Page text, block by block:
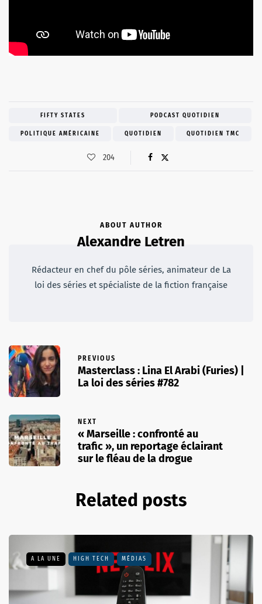
FIFTY STATES PODCAST QUOTIDIEN
POLITIQUE AMÉRICAINE QUOTIDIEN QUOTIDIEN TMC
204
ABOUT AUTHOR
Alexandre Letren
Rédacteur en chef du pôle séries, animateur de La
loi des séries et spécialiste de la fiction française
PREVIOUS
Masterclass : Lina El Arabi (Furies) |
La loi des séries #782
NEXT
« Marseille : confronté au
trafic », un reportage éclairant
sur le fléau de la drogue
Related posts
A LA UNE HIGH TECH MÉDIAS